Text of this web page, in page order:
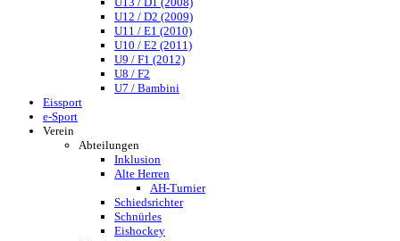
U12 / D2 (2009)
U11 / E1 (2010)
U10 / E2 (2011)
U9 / F1 (2012)
U8 / F2
U7 / Bambini
Eissport
e-Sport
Verein
Abteilungen
Inklusion
Alte Herren
AH-Turnier
Schiedsrichter
Schnürles
Eishockey